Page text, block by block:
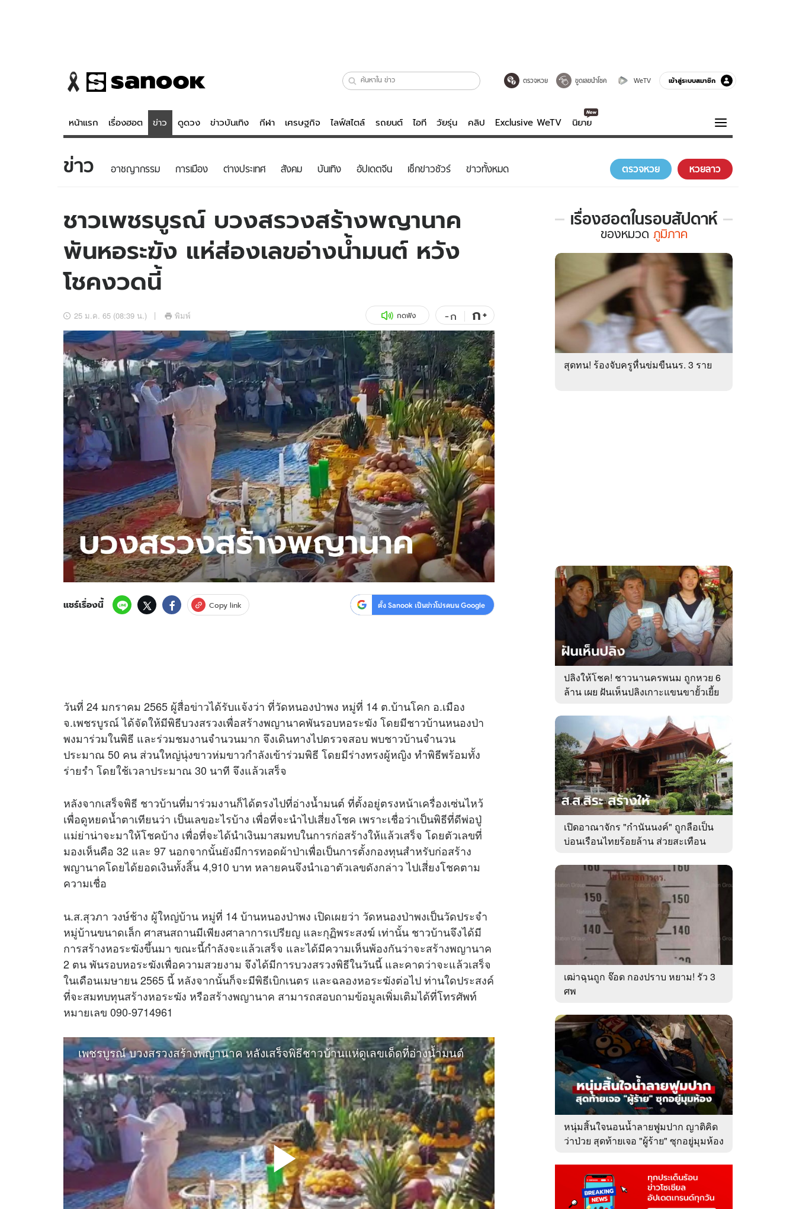
ตรวจหวย ขูดเลขนำโชค WeTV เข้าสู่ระบบสมาชิก
หน้าแรก เรื่องฮอต ข่าว ดูดวง ข่าวบันเทิง กีฬา เศรษฐกิจ ไลฟ์สไตล์ รถยนต์ ไอที วัยรุ่น คลิป Exclusive WeTV นิยาย
ข่าว
ข่าวบันเทิง
ข่าวกีฬา
ข่าวเศรษฐกิจ
อัปเดตจีน
ดูดวง - ตรวจหวย
สถิติหวยไทย
หวยลาว
ไลฟ์สไตล์
วัยรุ่น
ไอที
รถยนต์
เที่ยว-กิน
Tasteful Thailand
Sanook Choice
บันเทิงครบรส
WeTV
Exclusive WeTV
นิยาย
ความรู้รอบตัว
ฮาวทู
ดาวน์โหลดสนุกแอปฟรี ติดตามสนุกโซเชียลได้ที่
สงวนลิขสิทธิ์ © บริษัท อิมเมจ ฟิวเจอร์ (ประเทศไทย) จำกัด
ข่าว อาชญากรรม การเมือง ต่างประเทศ สังคม บันเทิง อัปเดตจีน เช็กข่าวชัวร์ ข่าวทั้งหมด ตรวจหวย หวยลาว
ชาวเพชรบูรณ์ บวงสรวงสร้างพญานาค
พันหอระฆัง แห่ส่องเลขอ่างน้ำมนต์ หวัง
โชคงวดนี้
25 ม.ค. 65 (08:39 น.) พิมพ์ กดฟัง -ก ก+
แชร์เรื่องนี้ Copy link ตั้ง Sanook เป็นข่าวโปรดบน Google
วันที่ 24 มกราคม 2565 ผู้สื่อข่าวได้รับแจ้งว่า ที่วัดหนองป่าพง หมู่ที่ 14 ต.บ้านโคก อ.เมือง
จ.เพชรบูรณ์ ได้จัดให้มีพิธีบวงสรวงเพื่อสร้างพญานาคพันรอบหอระฆัง โดยมีชาวบ้านหนองป่า
พงมาร่วมในพิธี และร่วมชมงานจำนวนมาก จึงเดินทางไปตรวจสอบ พบชาวบ้านจำนวน
ประมาณ 50 คน ส่วนใหญ่นุ่งขาวห่มขาวกำลังเข้าร่วมพิธี โดยมีร่างทรงผู้หญิง ทำพิธีพร้อมทั้ง
ร่ายรำ โดยใช้เวลาประมาณ 30 นาที จึงแล้วเสร็จ
หลังจากเสร็จพิธี ชาวบ้านที่มาร่วมงานก็ได้ตรงไปที่อ่างน้ำมนต์ ที่ตั้งอยู่ตรงหน้าเครื่องเซ่นไหว้
เพื่อดูหยดน้ำตาเทียนว่า เป็นเลขอะไรบ้าง เพื่อที่จะนำไปเสี่ยงโชค เพราะเชื่อว่าเป็นพิธีที่ดีพ่อปู่
แม่ย่าน่าจะมาให้โชคบ้าง เพื่อที่จะได้นำเงินมาสมทบในการก่อสร้างให้แล้วเสร็จ โดยตัวเลขที่
มองเห็นคือ 32 และ 97 นอกจากนั้นยังมีการทอดผ้าป่าเพื่อเป็นการตั้งกองทุนสำหรับก่อสร้าง
พญานาคโดยได้ยอดเงินทั้งสิ้น 4,910 บาท หลายคนจึงนำเอาตัวเลขดังกล่าว ไปเสี่ยงโชคตาม
ความเชื่อ
น.ส.สุวภา วงษ์ช้าง ผู้ใหญ่บ้าน หมู่ที่ 14 บ้านหนองป่าพง เปิดเผยว่า วัดหนองป่าพงเป็นวัดประจำ
หมู่บ้านขนาดเล็ก ศาสนสถานมีเพียงศาลาการเปรียญ และกุฏิพระสงฆ์ เท่านั้น ชาวบ้านจึงได้มี
การสร้างหอระฆังขึ้นมา ขณะนี้กำลังจะแล้วเสร็จ และได้มีความเห็นพ้องกันว่าจะสร้างพญานาค
2 ตน พันรอบหอระฆังเพื่อความสวยงาม จึงได้มีการบวงสรวงพิธีในวันนี้ และคาดว่าจะแล้วเสร็จ
ในเดือนเมษายน 2565 นี้ หลังจากนั้นก็จะมีพิธีเบิกเนตร และฉลองหอระฆังต่อไป ท่านใดประสงค์
ที่จะสมทบทุนสร้างหอระฆัง หรือสร้างพญานาค สามารถสอบถามข้อมูลเพิ่มเติมได้ที่โทรศัพท์
หมายเลข 090-9714961
เรื่องฮอตในรอบสัปดาห์
เรื่อง
ใน
รอบ
ของ
หมวด
ของหมวด ภูมิภาค
สุดทน! ร้องจับครูหื่นข่มขืนนร. 3 ราย
ปลิงให้โชค! ชาวนานครพนม ถูกหวย 6
ล้าน เผย ฝันเห็นปลิงเกาะแขนขายั้วเยี้ย
เปิดอาณาจักร "กำนันนงค์" ถูกลือเป็น
บ่อนเรือนไทยร้อยล้าน ส่วยสะเทือน
เฒ่าฉุนถูก จ๊อด กองปราบ หยาม! รัว 3
ศพ
หนุ่มสิ้นใจนอนน้ำลายฟูมปาก ญาติคิด
ว่าป่วย สุดท้ายเจอ "ผู้ร้าย" ซุกอยู่มุมห้อง